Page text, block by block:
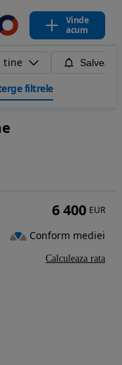
Vinde
acum
tine
filtrele
6 400 EUR
Conform mediei
Calculeaza rata